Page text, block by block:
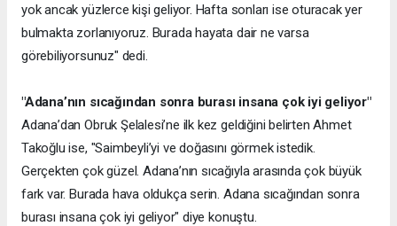
yok ancak yüzlerce kişi geliyor. Hafta sonları ise oturacak yer
bulmakta zorlanıyoruz. Burada hayata dair ne varsa
görebiliyorsunuz" dedi.
"Adana’nın sıcağından sonra burası insana çok iyi geliyor"
Adana’dan Obruk Şelalesi’ne ilk kez geldiğini belirten Ahmet
Takoğlu ise, "Saimbeyli’yi ve doğasını görmek istedik.
Gerçekten çok güzel. Adana’nın sıcağıyla arasında çok büyük
fark var. Burada hava oldukça serin. Adana sıcağından sonra
burası insana çok iyi geliyor" diye konuştu.